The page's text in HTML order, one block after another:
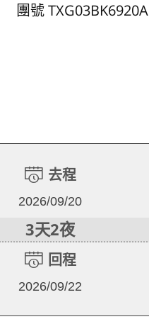
團號 TXG03BK6920A
去程
2026/09/20
3天2夜
回程
2026/09/22